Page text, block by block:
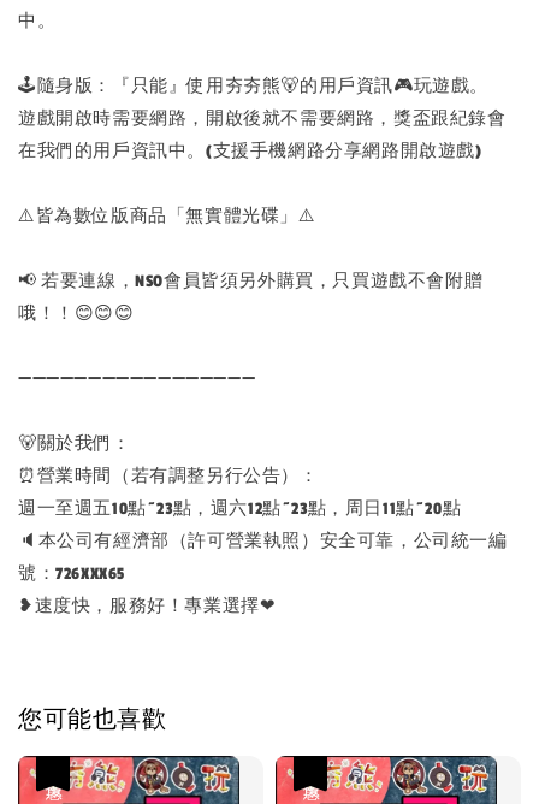
中。
🕹️隨身版：『只能』使用夯夯熊🐻的用戶資訊🎮玩遊戲。
遊戲開啟時需要網路，開啟後就不需要網路，獎盃跟紀錄會
在我們的用戶資訊中。(支援手機網路分享網路開啟遊戲)
⚠️皆為數位版商品「無實體光碟」⚠️
📢 若要連線，NSO會員皆須另外購買，只買遊戲不會附贈
哦！！😊😊😊
➖➖➖➖➖➖➖➖➖➖➖➖➖➖➖➖➖
🐻關於我們：
⏰營業時間（若有調整另行公告）：
週一至週五10點~23點，週六12點~23點，周日11點~20點
🔈本公司有經濟部（許可營業執照）安全可靠，公司統一編
號：726XXX65
❥速度快，服務好！專業選擇❤
您可能也喜歡